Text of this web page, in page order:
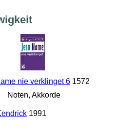
nie verklinget 61572
Noten, Akkorde
1991